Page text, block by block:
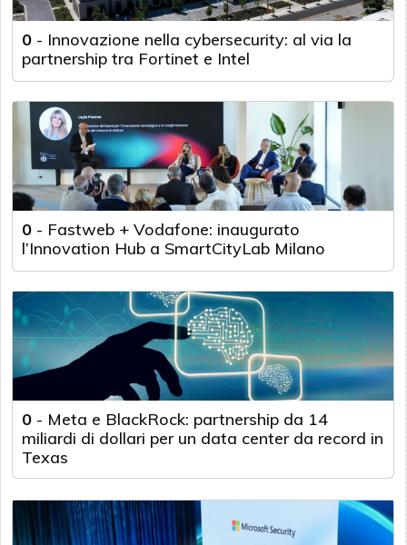
0 - Innovazione nella cybersecurity: al via la
partnership tra Fortinet e Intel
0 - Fastweb + Vodafone: inaugurato
l’Innovation Hub a SmartCityLab Milano
0 - Meta e BlackRock: partnership da 14
miliardi di dollari per un data center da record in
Texas